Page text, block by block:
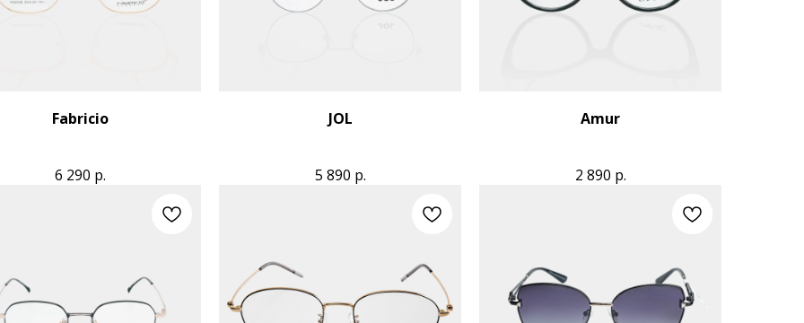
Fabricio
6 290 р.
JOL
5 890 р.
Amur
2 890 р.